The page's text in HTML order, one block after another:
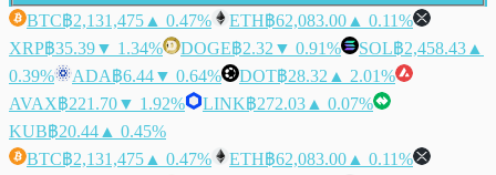
BTC฿2,131,475 ▲ 0.47% ETH฿62,083.00 ▲ 0.11%
XRP฿35.39▼ 1.34% DOGE฿2.32 ▼ 0.91% SOL฿2,458.43 ▲
0.39%
ADA฿6.44▼ 0.64% DOT฿28.32 ▲ 2.01%
AVAX฿221.70▼ 1.92% LINK฿272.03 ▲ 0.07%
KUB฿20.44 ▲ 0.45%
BTC฿2,131,475 ▲ 0.47% ETH฿62,083.00 ▲ 0.11%